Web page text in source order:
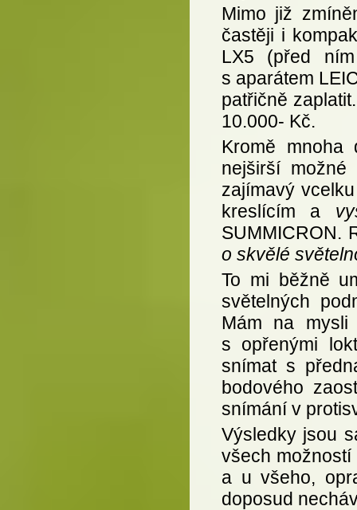
Mimo již
častěji i
LX5 (před
s aparátem
patřičně
10.000- Kč.
Kromě mnoha
nejširší
zajímavý
kreslícím a
SUMMICRON.
o skvělé
To mi běžně
světelných
Mám na mysli
s opřenými
snímat s
bodového
snímání v
Výsledky jsou
všech
a u všeho,
doposud